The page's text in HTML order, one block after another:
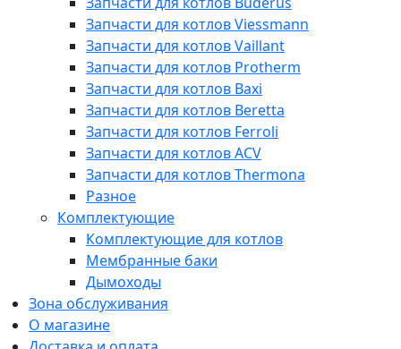
Запчасти для котлов Viessmann
Запчасти для котлов Vaillant
Запчасти для котлов Protherm
Запчасти для котлов Baxi
Запчасти для котлов Beretta
Запчасти для котлов Ferroli
Запчасти для котлов ACV
Запчасти для котлов Thermona
Разное
Комплектующие
Комплектующие для котлов
Мембранные баки
Дымоходы
Зона обслуживания
О магазине